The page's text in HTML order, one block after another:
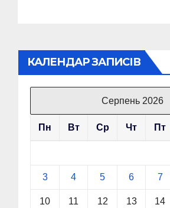
КАЛЕНДАР ЗАПИСІВ
Серпень 2026
Пн Вт Ср Чт Пт
3 4 5 6 7
10 11 12 13 14